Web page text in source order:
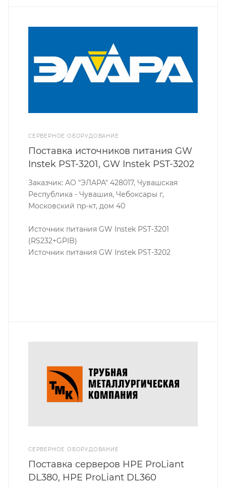
СЕРВЕРНОЕ ОБОРУДОВАНИЕ
Поставка источников питания GW
Instek PST-3201, GW Instek PST-3202
Заказчик: АО "ЭЛАРА" 428017, Чувашская
Республика - Чувашия, Чебоксары г,
Московский пр-кт, дом 40
Источник питания GW Instek PST-3201
(RS232+GPIB)
Источник питания GW Instek PST-3202
СЕРВЕРНОЕ ОБОРУДОВАНИЕ
Поставка серверов HPE ProLiant
DL380, HPE ProLiant DL360